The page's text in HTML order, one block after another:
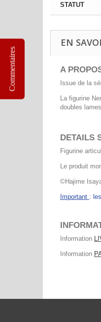
STATUT
EN
A
Issue de la
La figurine
doubles
DETAILS
Figurine
Le produit
©Hajime
Important :
Information
Information
Commentaires